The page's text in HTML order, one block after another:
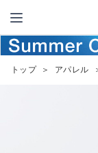
トップ ＞ アパレル